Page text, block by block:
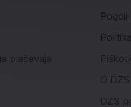
plačevaja
Pogoji
O DZS
DZS